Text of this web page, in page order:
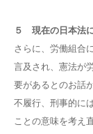
５ 現在の日本法
さらに、労働組合
言及され、憲法が
要があるとのお話
不履行、刑事的に
ことの意味を考え